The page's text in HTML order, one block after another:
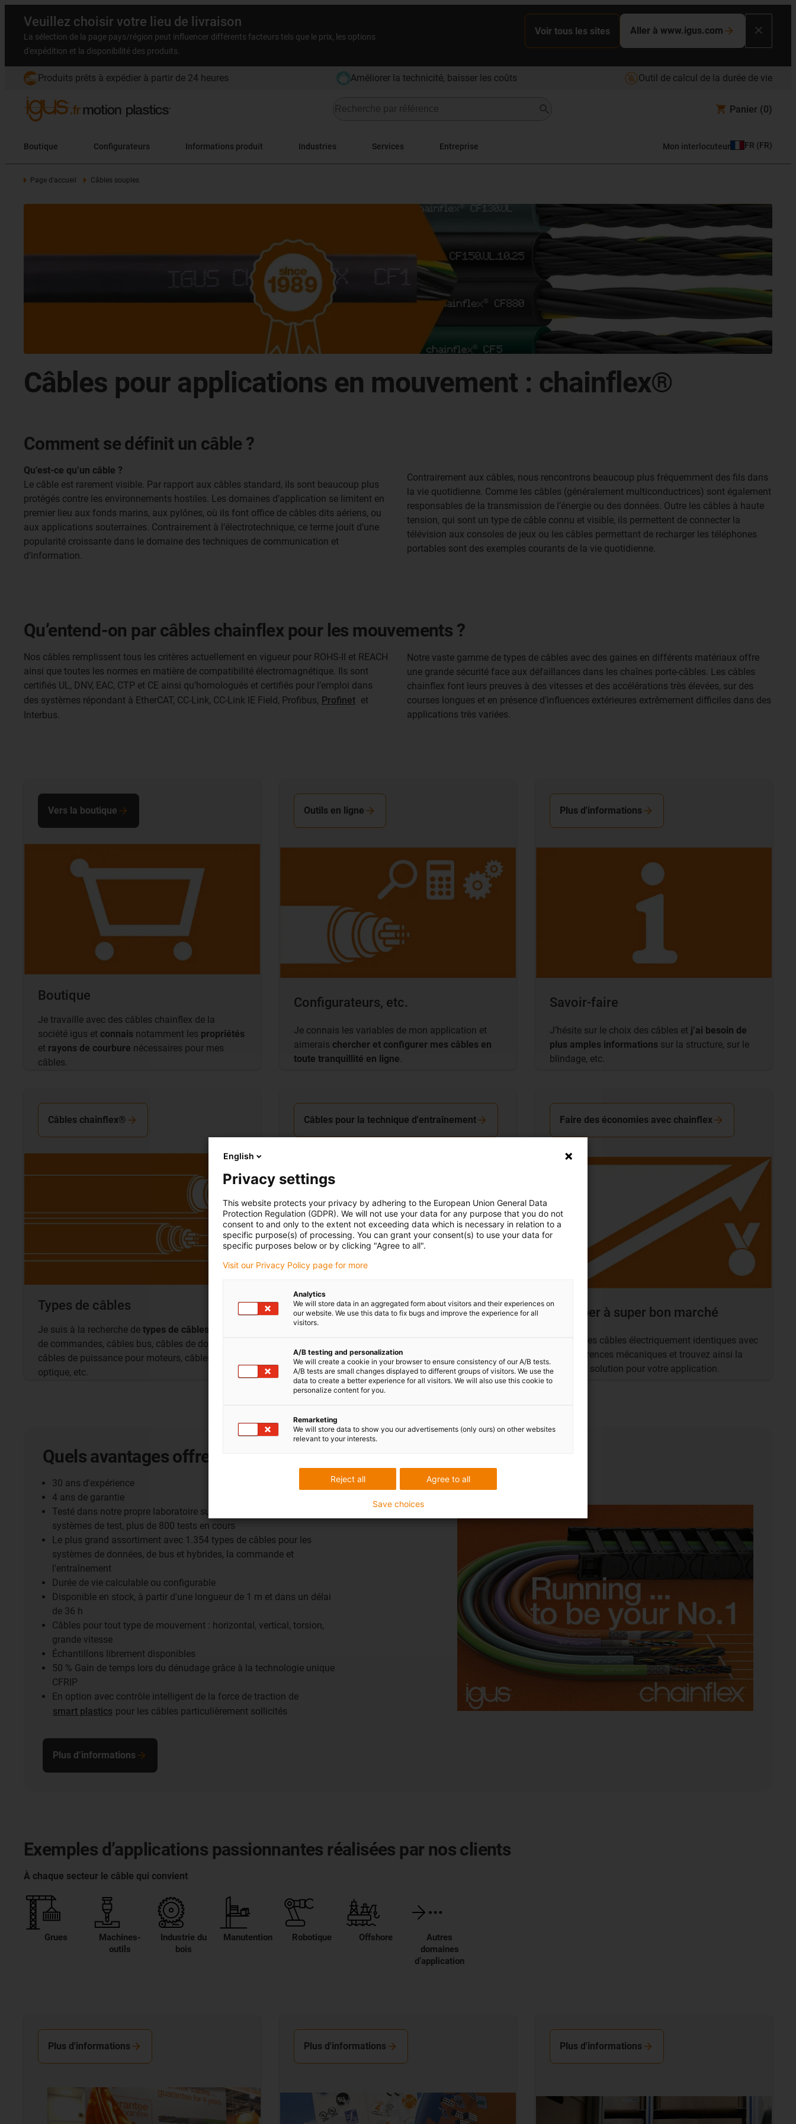
Veuillez choisir votre lieu de livraison
La sélection de la page pays/région peut influencer différents facteurs tels que le prix, les options
d'expédition et la disponibilité des produits.
Voir tous les sites Aller à www.igus.com
Produits prêts à expédier à partir de 24 heures Améliorer la technicité, baisser les coûts Outil de calcul de la durée de vie
Panier (0)
Boutique Configurateurs Informations produit Industries Services Entreprise Mon interlocuteur FR (FR)
Page d'accueil Câbles souples
Câbles pour applications en mouvement : chainflex®
Comment se définit un câble ?
Qu’est-ce qu’un câble ?
Le câble est rarement visible. Par rapport aux câbles standard, ils sont beaucoup plus
protégés contre les environnements hostiles. Les domaines d’application se limitent en
premier lieu aux fonds marins, aux pylônes, où ils font office de câbles dits aériens, ou
aux applications souterraines. Contrairement à l’électrotechnique, ce terme jouit d’une
popularité croissante dans le domaine des techniques de communication et
d’information.
Contrairement aux câbles, nous rencontrons beaucoup plus fréquemment des fils dans
la vie quotidienne. Comme les câbles (généralement multiconductrices) sont également
responsables de la transmission de l’énergie ou des données. Outre les câbles à haute
tension, qui sont un type de câble connu et visible, ils permettent de connecter la
télévision aux consoles de jeux ou les câbles permettant de recharger les téléphones
portables sont des exemples courants de la vie quotidienne.
Qu’entend-on par câbles chainflex pour les mouvements ?
Nos câbles remplissent tous les critères actuellement en vigueur pour ROHS-II et REACH
ainsi que toutes les normes en matière de compatibilité électromagnétique. Ils sont
certifiés UL, DNV, EAC, CTP et CE ainsi qu’homologués et certifiés pour l’emploi dans
des systèmes répondant à EtherCAT, CC-Link, CC-Link IE Field, Profibus, Profinet et
Interbus.
Notre vaste gamme de types de câbles avec des gaines en différents matériaux offre
une grande sécurité face aux défaillances dans les chaînes porte-câbles. Les câbles
chainflex font leurs preuves à des vitesses et des accélérations très élevées, sur des
courses longues et en présence d’influences extérieures extrêmement difficiles dans des
applications très variées.
Boutique
Je travaille avec des câbles chainflex de la
société igus et connais notamment les propriétés
et rayons de courbure nécessaires pour mes
câbles.
Vers la boutique
Configurateurs, etc.
Je connais les variables de mon application et
aimerais chercher et configurer mes câbles en
toute tranquillité en ligne.
Outils en ligne
Savoir-faire
J’hésite sur le choix des câbles et j’ai besoin de
plus amples informations sur la structure, sur le
blindage, etc.
Plus d'informations
Types de câbles
Je suis à la recherche de types de câbles
de commandes, câbles bus, câbles de données,
câbles de puissance pour moteurs, câbles fibre
optique, etc.
Câbles chainflex®
Drive Tech
pour les technique d'entraînement
connecteur.
Câbles pour la technique d'entraînement
De super à super bon marché
Trouvez les câbles électriquement identiques avec
des différences mécaniques et trouvez ainsi la
meilleure solution pour votre application.
Faire des économies avec chainflex
Quels avantages offrent nos câbles ?
30 ans d'expérience
4 ans de garantie
Testé dans notre propre laboratoire sur plus de 5.000 m², 125
systèmes de test, plus de 800 tests en cours
Le plus grand assortiment avec 1.354 types de câbles pour les
systèmes de données, de bus et hybrides, la commande et
l'entraînement
Durée de vie calculable ou configurable
Disponible en stock, à partir d'une longueur de 1 m et dans un délai
de 36 h
Câbles pour tout type de mouvement : horizontal, vertical, torsion,
grande vitesse
Échantillons librement disponibles
50 % Gain de temps lors du dénudage grâce à la technologie unique
CFRIP
En option avec contrôle intelligent de la force de traction de
smart plastics pour les câbles particulièrement sollicités
Plus d’informations
Exemples d’applications passionnantes réalisées par nos clients
À chaque secteur le câble qui convient
Grues
Machines-
outils
Industrie du
bois
Manutention Robotique Offshore
Autres
domaines
d’application
Plus d'informations Plus d'informations Plus d'informations
English
Privacy settings
This website protects your privacy by adhering to the European Union General Data
Protection Regulation (GDPR). We will not use your data for any purpose that you do not
consent to and only to the extent not exceeding data which is necessary in relation to a
specific purpose(s) of processing. You can grant your consent(s) to use your data for
specific purposes below or by clicking "Agree to all".
Visit our Privacy Policy page for more
Analytics
We will store data in an aggregated form about visitors and their experiences on
our website. We use this data to fix bugs and improve the experience for all
visitors.
A/B testing and personalization
We will create a cookie in your browser to ensure consistency of our A/B tests.
A/B tests are small changes displayed to different groups of visitors. We use the
data to create a better experience for all visitors. We will also use this cookie to
personalize content for you.
Remarketing
We will store data to show you our advertisements (only ours) on other websites
relevant to your interests.
Agree to all
Reject all
Save choices